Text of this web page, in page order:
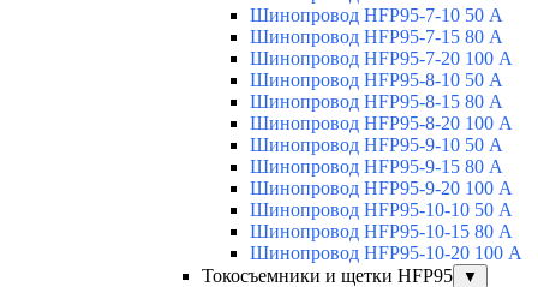
Шинопровод HFP95-7-10 50 А
Шинопровод HFP95-7-15 80 А
Шинопровод HFP95-7-20 100 А
Шинопровод HFP95-8-10 50 А
Шинопровод HFP95-8-15 80 А
Шинопровод HFP95-8-20 100 А
Шинопровод HFP95-9-10 50 А
Шинопровод HFP95-9-15 80 А
Шинопровод HFP95-9-20 100 А
Шинопровод HFP95-10-10 50 А
Шинопровод HFP95-10-15 80 А
Шинопровод HFP95-10-20 100 А
Токосъемники и щетки HFP95
▼